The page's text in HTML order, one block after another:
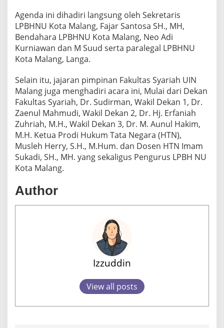
Agenda ini dihadiri langsung oleh Sekretaris
LPBHNU Kota Malang, Fajar Santosa SH., MH,
Bendahara LPBHNU Kota Malang, Neo Adi
Kurniawan dan M Suud serta paralegal LPBHNU
Kota Malang, Langa.
Selain itu, jajaran pimpinan Fakultas Syariah UIN
Malang juga menghadiri acara ini, Mulai dari Dekan
Fakultas Syariah, Dr. Sudirman, Wakil Dekan 1, Dr.
Zaenul Mahmudi, Wakil Dekan 2, Dr. Hj. Erfaniah
Zuhriah, M.H., Wakil Dekan 3, Dr. M. Aunul Hakim,
M.H. Ketua Prodi Hukum Tata Negara (HTN),
Musleh Herry, S.H., M.Hum. dan Dosen HTN Imam
Sukadi, SH., MH. yang sekaligus Pengurus LPBH NU
Kota Malang.
Author
Izzuddin
View all posts